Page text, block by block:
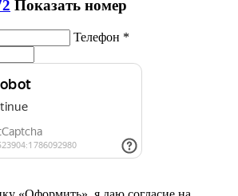
Показать номер
Телефон *